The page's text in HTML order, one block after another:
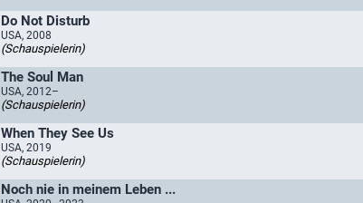
Do Not Disturb
USA, 2008
(Schauspielerin)
The Soul Man
USA, 2012–
(Schauspielerin)
When They See Us
USA, 2019
(Schauspielerin)
Noch nie in meinem Leben ...